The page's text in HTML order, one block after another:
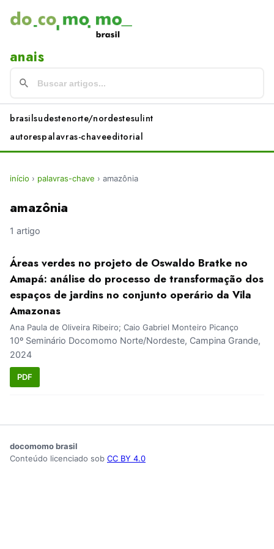
anais
brasilsudestenorte/nordestesulint
autorespalavras-chaveeditorial
início › palavras-chave › amazônia
amazônia
1 artigo
Áreas verdes no projeto de Oswaldo Bratke no
Amapá: análise do processo de transformação dos
espaços de jardins no conjunto operário da Vila
Amazonas
Ana Paula de Oliveira Ribeiro; Caio Gabriel Monteiro Picanço
10º Seminário Docomomo Norte/Nordeste, Campina Grande,
2024
PDF
docomomo brasil
Conteúdo licenciado sob CC BY 4.0